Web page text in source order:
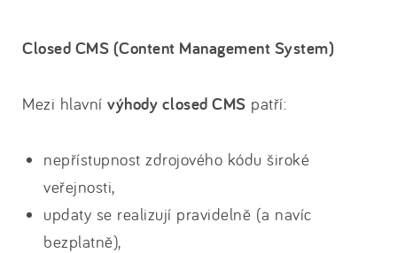
Closed CMS (Content Management System)
Mezi hlavní výhody closed CMS patří:
nepřístupnost zdrojového kódu široké
veřejnosti,
updaty se realizují pravidelně (a navíc
bezplatně),